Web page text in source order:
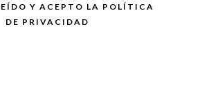
Y ACEPTO LA POLÍTICA
DE PRIVACIDAD